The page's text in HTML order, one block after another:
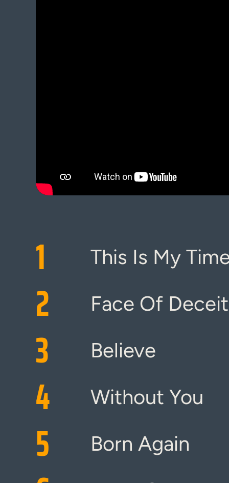
1 This Is My
2 Face Of Deceit
3 Believe
4 Without You
5 Born Again